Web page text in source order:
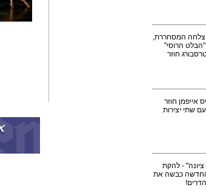
המסחררת,
"הבלט הרוסי"
חוזר
אייפמן חוזר
שתי יצירות
- להקת
כבשה את